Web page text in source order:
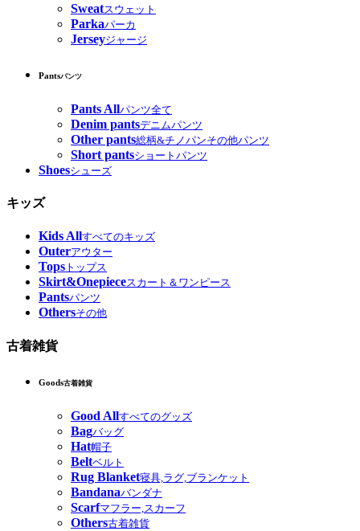
Sweatスウェット
Parkaパーカ
Jerseyジャージ
Pantsパンツ
Pants Allパンツ全て
Denim pantsデニムパンツ
Other pants総柄&チノパンその他パンツ
Short pantsショートパンツ
Shoesシューズ
キッズ
Kids Allすべてのキッズ
Outerアウター
Tops トップス
Skirt&Onepieceスカート＆ワンピース
Pantsパンツ
Othersその他
古着雑貨
Goods古着雑貨
Good Allすべてのグッズ
Bagバッグ
Hat帽子
Beltベルト
Rug Blanket寝具,ラグ,ブランケット
Bandanaバンダナ
Scarfマフラー,スカーフ
Others古着雑貨